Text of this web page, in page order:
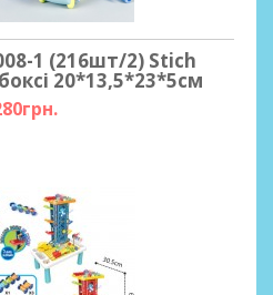
1 (216шт/2) Stich
20*13,5*23*5см